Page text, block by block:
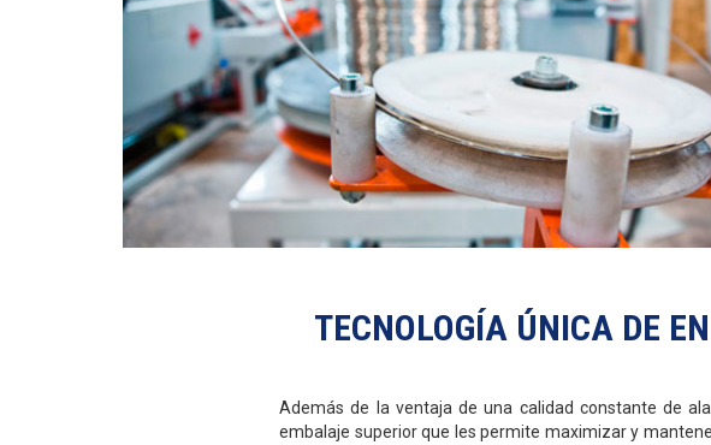
TECNOLOGÍA ÚNICA DE
Además de la ventaja de una calidad constante de
embalaje superior que les permite maximizar y